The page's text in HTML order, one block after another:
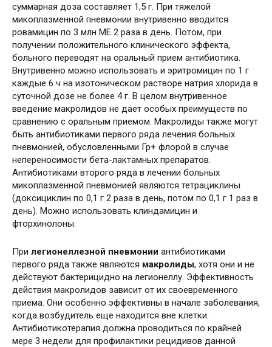
суммарная доза составляет 1,5 г. При тяжелой
микоплазменной пневмонии внутривенно вводится
ровамицин по 3 млн ME 2 раза в день. Потом, при
получении положительного клинического эффекта,
больного переводят на оральный прием антибиотика.
Внутривенно можно использовать и эритромицин по 1 г
каждые 6 ч на изотоническом растворе натрия хлорида в
суточной дозе не более 4 г. В целом внутривенное
введение макролидов не дает особых преимуществ по
сравнению с оральным приемом. Макролиды также могут
быть антибиотиками первого ряда лечения больных
пневмонией, обусловленными Гр+ флорой в случае
непереносимости бета-лактамных препаратов.
Антибиотиками второго ряда в лечении больных
микоплазменной пневмонией являются тетрациклины
(доксициклин по 0,1 г 2 раза в день, потом по 0,1 г 1 раз в
день). Можно использовать клиндамицин и
фторхинолоны.
При легионеллезной пневмонии антибиотиками
первого ряда также являются макролиды, хотя они и не
действуют бактерицидно на легионеллу. Эффективность
действия макролидов зависит от их своевременного
приема. Они особенно эффективны в начале заболевания,
когда возбудитель еще находится вне клетки.
Антибиотикотерапия должна проводиться по крайней
мере 3 недели для профилактики рецидивов данной